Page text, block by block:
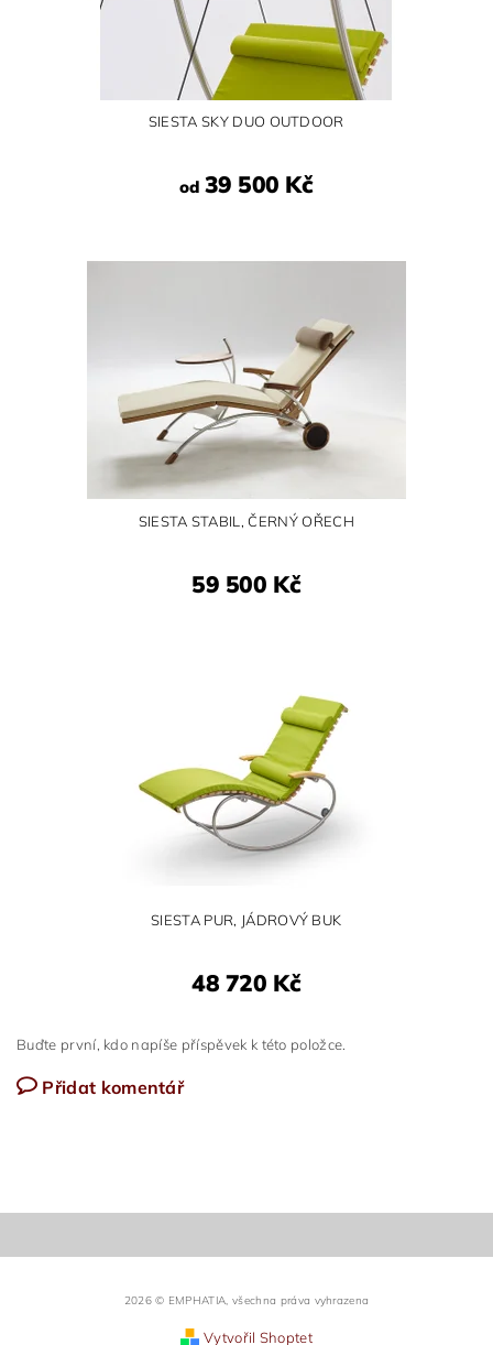
SIESTA SKY DUO OUTDOOR
od39 500 Kč
SIESTA STABIL, ČERNÝ OŘECH
59 500 Kč
SIESTA PUR, JÁDROVÝ BUK
48 720 Kč
Buďte první, kdo napíše příspěvek k této položce.
Přidat komentář
2026 © EMPHATIA, všechna práva vyhrazena
Vytvořil Shoptet